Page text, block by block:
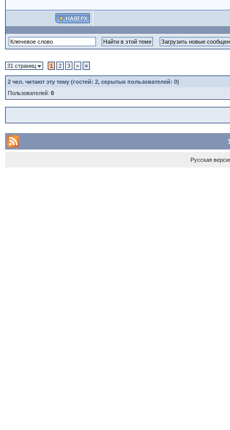
31 страниц 1 2 3 > »
2чел. читают эту тему (гостей: 2, скрытых пользователей: 0)
Пользователей: 0
Русская